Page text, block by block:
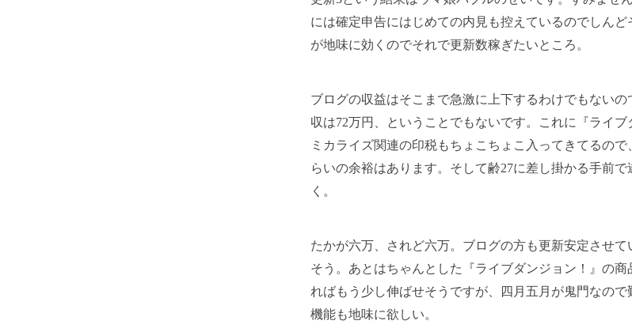
には確定申告にはじめての内見も控えているのでしん
が地味に効くのでそれで更新数稼ぎたいところ。
ブログの収益はそこまで急激に上下するわけでもない
収は72万円、ということでもないです。これに『ライブ
ミカライズ関連の印税もちょこちょこ入ってきてるので
らいの余裕はあります。そして齢27に差し掛かる手前
く。
たかが六万、されど六万。ブログの方も更新安定させて
そう。あとはちゃんとした『ライブダンジョン！』の
ればもう少し伸ばせそうですが、四月五月が鬼門なので
機能も地味に欲しい。